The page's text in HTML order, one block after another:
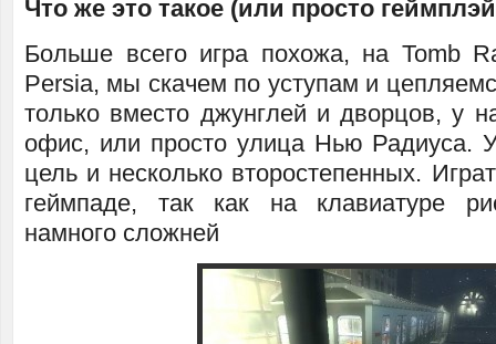
Что же это такое (или просто
Больше всего игра похожа, на Tomb
Persia, мы скачем по уступам и
только вместо джунглей и дворцов, у
офис, или просто улица Нью Радиуса.
цель и несколько второстепенных.
геймпаде, так как на клавиатуре
намного сложней